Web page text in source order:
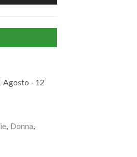
Agosto - 12
, Donna